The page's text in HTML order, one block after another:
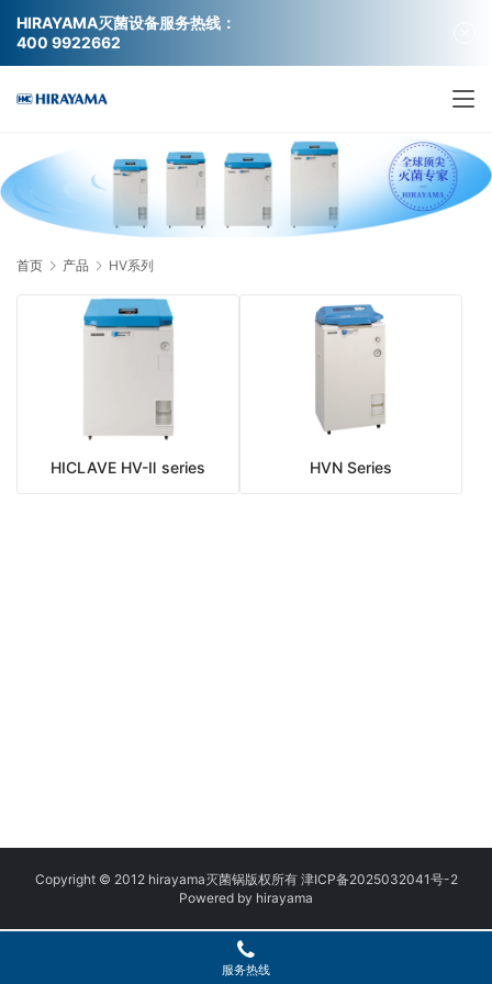
首页 产品 HV系列
HICLAVE HV-Ⅱ series HVN Series
Copyright © 2012 hirayama灭菌锅版权所有 津ICP备2025032041号-2
Powered by hirayama
服务热线
HIRAYAMA灭菌设备服务热线：
400 9922662